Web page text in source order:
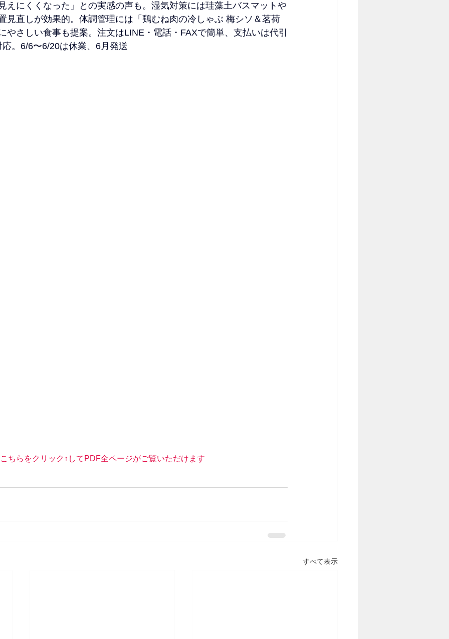
えにくくなった」との実感の声も。湿気対策には珪藻土バスマットや
見直しが効果的。体調管理には「鶏むね肉の冷しゃぶ 梅シソ＆茗荷
やさしい食事も提案。注文はLINE・電話・FAXで簡単、支払いは代引
。6/6〜6/20は休業、6月発送
こちらをクリック↑してPDF全ページがご覧いただけます
すべて表示